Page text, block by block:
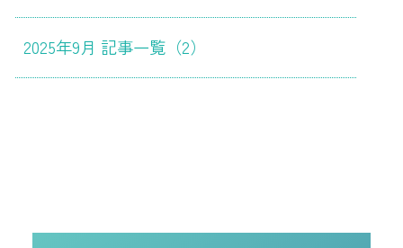
2025年9月 記事一覧（2）